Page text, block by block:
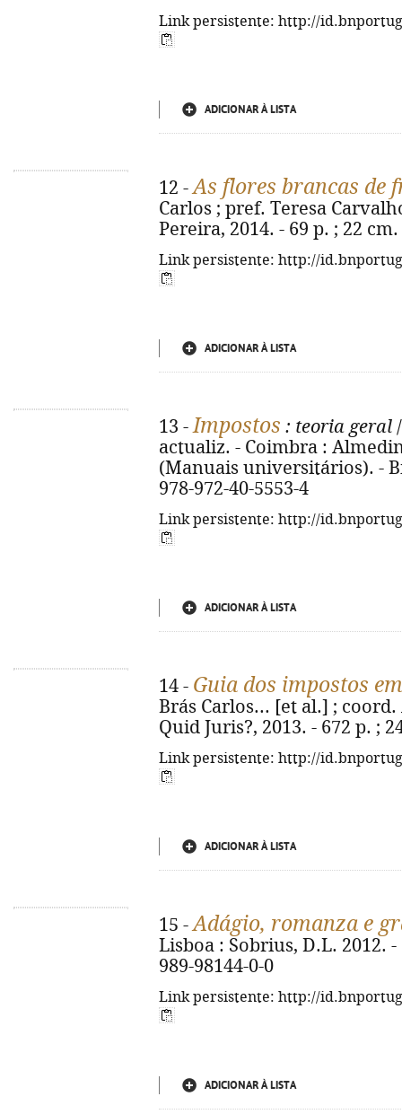
Link persistente: http://
ADICIONAR À LISTA
12 -As flores brancas de
Carlos ; pref. Teresa
Pereira, 2014. - 69 p. ; 22
Link persistente: http://
ADICIONAR À LISTA
13 -Impostos : teoria geral
actualiz. - Coimbra :
(Manuais universitários). -
978-972-40-5553-4
Link persistente: http://
ADICIONAR À LISTA
14 - Guia dos impostos
Brás Carlos... [et al.] ;
Quid Juris?, 2013. - 672 p. ;
Link persistente: http://
ADICIONAR À LISTA
15 -Adágio, romanza e
Lisboa : Sobrius, D.L. 2012.
989-98144-0-0
Link persistente: http://
ADICIONAR À LISTA